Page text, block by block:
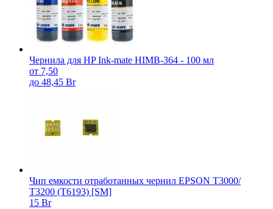
Чернила для HP Ink-mate HIMB-364 - 100 мл
от 7,50
до 48,45 Br
Чип емкости отработанных чернил EPSON T3000/
T3200 (T6193) [SM]
15 Br